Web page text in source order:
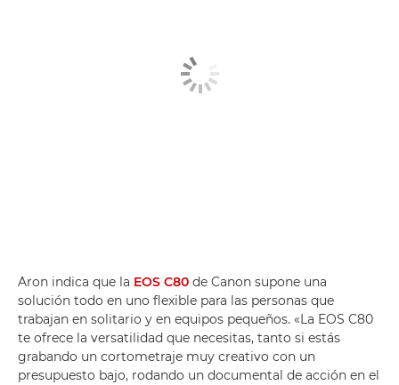
Aron indica que la EOS C80 de Canon supone una
solución todo en uno flexible para las personas que
trabajan en solitario y en equipos pequeños. «La EOS C80
te ofrece la versatilidad que necesitas, tanto si estás
grabando un cortometraje muy creativo con un
presupuesto bajo, rodando un documental de acción en el